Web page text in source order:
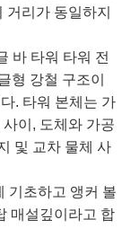
리가 동일하지
바 타워 타워 전
형 강철 구조이
. 타워 본체는 가
이, 도체와 가공
및 교차 물체 사
기초하고 앵커 볼
매설깊이라고 합